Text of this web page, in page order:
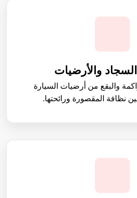
والأرضيات
والبقع من أرضيات السيارة
نظافة المقصورة ورائحتها.